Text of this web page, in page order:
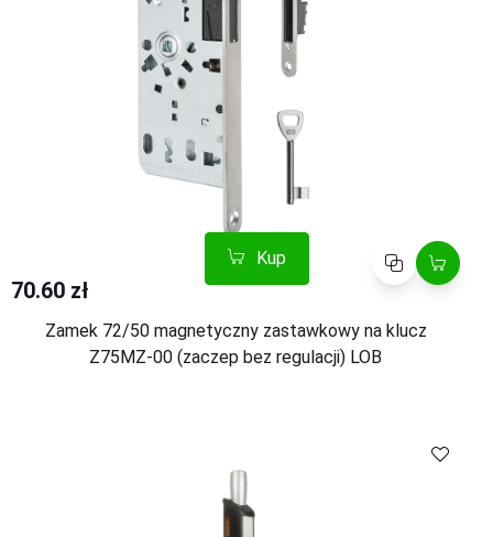
Kup Porównaj
70.60 zł
Zamek 72/50 magnetyczny zastawkowy na klucz
Z75MZ-00 (zaczep bez regulacji) LOB